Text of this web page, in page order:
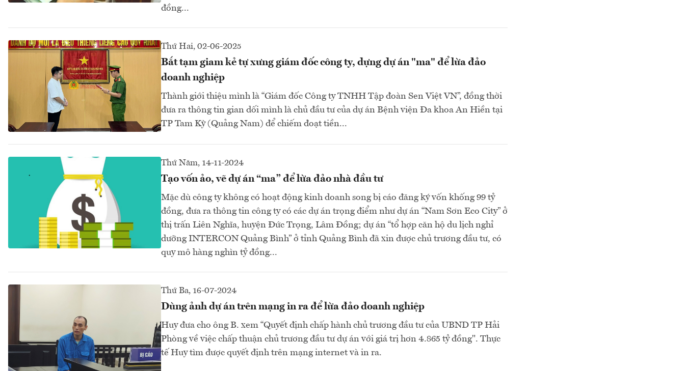
đồng...
Thứ Hai, 02-06-2025
Bắt tạm giam kẻ tự xưng giám đốc công ty, dựng dự án "ma" để lừa đảo
doanh nghiệp
Thành giới thiệu mình là “Giám đốc Công ty TNHH Tập đoàn Sen Việt VN”, đồng thời
đưa ra thông tin gian dối mình là chủ đầu tư của dự án Bệnh viện Đa khoa An Hiền tại
TP Tam Kỳ (Quảng Nam) để chiếm đoạt tiền...
Thứ Năm, 14-11-2024
Tạo vốn ảo, vẽ dự án “ma” để lừa đảo nhà đầu tư
Mặc dù công ty không có hoạt động kinh doanh song bị cáo đăng ký vốn khống 99 tỷ
đồng, đưa ra thông tin công ty có các dự án trọng điểm như dự án “Nam Sơn Eco City” ở
thị trấn Liên Nghĩa, huyện Đức Trọng, Lâm Đồng; dự án “tổ hợp căn hộ du lịch nghỉ
dưỡng INTERCON Quảng Bình” ở tỉnh Quảng Bình đã xin được chủ trương đầu tư, có
quy mô hàng nghìn tỷ đồng...
Thứ Ba, 16-07-2024
Dùng ảnh dự án trên mạng in ra để lừa đảo doanh nghiệp
Huy đưa cho ông B. xem “Quyết định chấp hành chủ trương đầu tư của UBND TP Hải
Phòng về việc chấp thuận chủ trương đầu tư dự án với giá trị hơn 4.865 tỷ đồng". Thực
tế Huy tìm được quyết định trên mạng internet và in ra.